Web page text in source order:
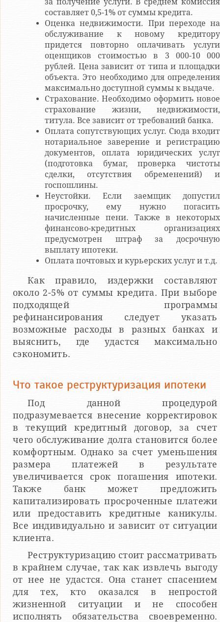
составляет 0,5-1% от суммы кредита.
Оценка недвижимости. При переходе на
обслуживание к новому кредитору
придется повторно оплачивать услуги
оценщиков стоимостью в 3 000-10 000
рублей. Цена зависит от типа и площадки
объекта. Это необходимо для определения
максимально доступной суммы к выдаче.
Страхование. Необходимо оформить новое
страхование жизни, недвижимости,
титула. Все зависит от требований банка.
Оплата сопутствующих услуг. Сюда входит
нотариальное заверение и регистрацию
документов, оплата юридических услуг
(подготовка бумаг, проверка чистоты
сделки, отсутствия обременений) и
госпошлины.
Неустойки. Если заемщик допустил
просрочку, ему нужно погасить
начисленные пени. Также в некоторых
финансово-кредитных организациях
предусмотрен штраф за досрочную
выплату ипотеки.
Оплата почтовых и курьерских услуг и т.д.
Как правило, издержки составляют
около 2-5% от суммы кредита. При выборе
подходящей программы
рефинансирования следует указать
возможные расходы в разных банках и
выяснить, где удастся максимально
сэкономить.
Что такое реструктуризация ипотеки
Под данной процедурой
подразумевается внесение корректировок
в текущий кредитный договор, за счет
чего обслуживание долга становится более
комфортным. Однако за счет уменьшения
размера платежей в результате
увеличивается срок погашения ипотеки.
Также банк может предложить
капитализировать просроченные платежи
или предоставить кредитные каникулы.
Все индивидуально и зависит от ситуации
клиента.
Реструктуризацию стоит рассматривать
в крайнем случае, так как извлечь выгоду
от нее не удастся. Она станет спасением
для тех, кто оказался в непростой
жизненной ситуации и не способен
исполнять обязательства своевременно.